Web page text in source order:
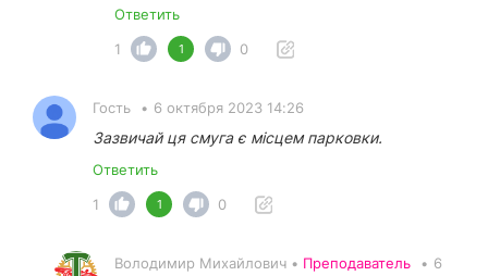
Ответить
1
1 0
Гость • 6 октября 2023 14:26
Зазвичай ця смуга є місцем парковки.
Ответить
1
1 0
Володимир Михайлович • Преподаватель • 6